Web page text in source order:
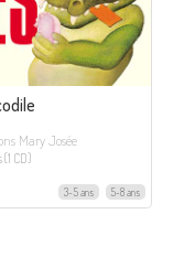
Mary Josée
CD)
3-5 ans 5-8 ans